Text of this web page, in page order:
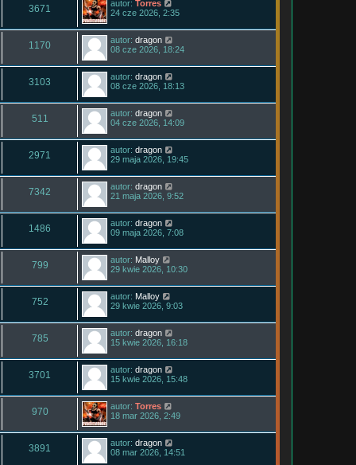
3671 autor: Torres
24 cze 2026, 2:35
1170 autor: dragon
08 cze 2026, 18:24
3103 autor: dragon
08 cze 2026, 18:13
511 autor: dragon
04 cze 2026, 14:09
2971 autor: dragon
29 maja 2026, 19:45
7342 autor: dragon
21 maja 2026, 9:52
1486 autor: dragon
09 maja 2026, 7:08
799 autor: Malloy
29 kwie 2026, 10:30
752 autor: Malloy
29 kwie 2026, 9:03
785 autor: dragon
15 kwie 2026, 16:18
3701 autor: dragon
15 kwie 2026, 15:48
970 autor: Torres
18 mar 2026, 2:49
3891 autor: dragon
08 mar 2026, 14:51